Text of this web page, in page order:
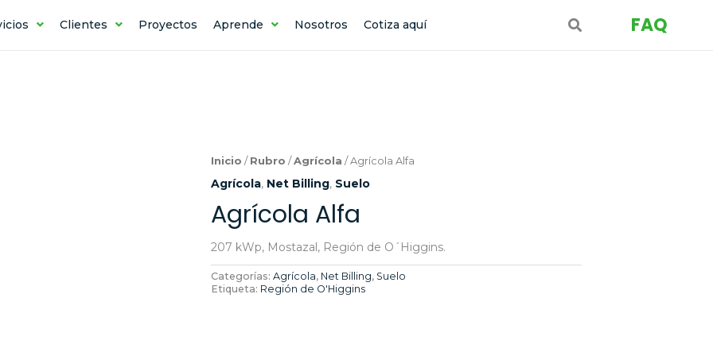
Clientes Proyectos Aprende Nosotros Cotiza aquí FAQ
Inicio / Rubro /Agrícola / Agrícola Alfa
Agrícola, Net Billing, Suelo
Agrícola Alfa
207 kWp, Mostazal, Región de O´Higgins.
Categorías: Agrícola, Net Billing, Suelo
Etiqueta: Región de O'Higgins